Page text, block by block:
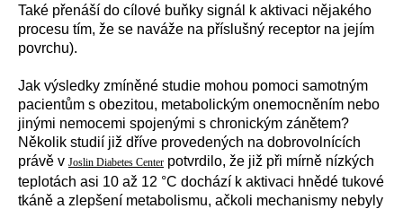
Také přenáší do cílové buňky signál k aktivaci nějakého
procesu tím, že se naváže na příslušný receptor na jejím
povrchu).
Jak výsledky zmíněné studie mohou pomoci samotným
pacientům s obezitou, metabolickým onemocněním nebo
jinými nemocemi spojenými s chronickým zánětem?
Několik studií již dříve provedených na dobrovolnících
právě v Joslin Diabetes Center potvrdilo, že již při mírně nízkých
teplotách asi 10 až 12 °C dochází k aktivaci hnědé tukové
tkáně a zlepšení metabolismu, ačkoli mechanismy nebyly